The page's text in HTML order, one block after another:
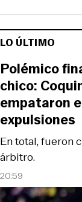
LO ÚLTIMO
20:59
En total, fueron
árbitro.
Polémico
chico:
empataron
expulsiones